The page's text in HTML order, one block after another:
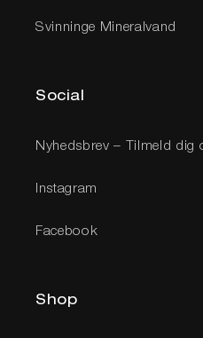
Svinninge Mineralvand
Social
Nyhedsbrev – Tilmeld dig
Instagram
Facebook
Shop